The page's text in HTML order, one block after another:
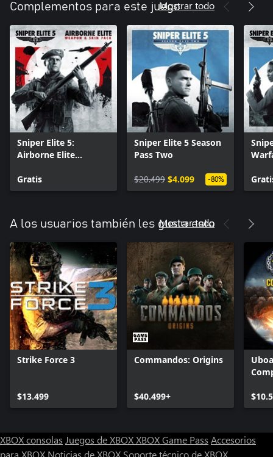
Complementos para este juegoMostrar todo
Sniper Elite 5:
Airborne Elite
Pack
Gratis
Sniper Elite 5 Season
Pass Two
$20.499 $4.099 -80%
A los usuarios también les gusta esto
Mostrar todo
Strike Force 3
$13.499
Commandos: Origins
$40.499+
XBOX consolas Juegos de XBOXXBOX Game Pass Accesorios
para XBOX Noticias de XBOX Soporte técnico de XBOX